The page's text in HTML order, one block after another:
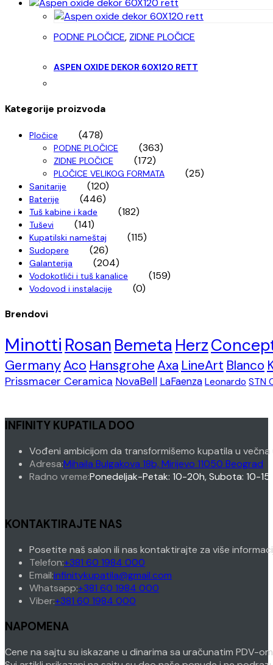
PODNE PLOČICE, ZIDNE PLOČICE
ASPEN OXIDE DEKOR 60X120 RETT
Kategorije proizvoda
Pločice (478)
PODNE PLOČICE (363)
ZIDNE PLOČICE (172)
PLOČICE VELIKOG FORMATA (25)
Sanitarije (120)
Baterije (446)
Tuš kabine i kade (182)
Tuševi (141)
Kupatilski nameštaj (115)
Sudopere (26)
Galanterija (204)
Vodokotlići i tuš kanalice (159)
Vodovod i instalacije (0)
Brendovi
Minotti Rosan Bemeta Herz
GermanyAco HansgroheAxa LineArt Blanco
Prissmacer Ceramica NovaBell LaFaenza Leonardo STN
INFINITY KUPATILA DOO
Vođeni ambicijom da transformišemo kupatila u večna
Adresa:Mihaila Bulgakova 18b, Mirijevo 11050 Beograd
Radno vreme:Ponedeljak-Petak: 10-20h, Subota: 10-
KONTAKTIRAJTE NAS
Posetite naš salon ili nas kontaktirajte za više
Telefon:+381 60 1984 000
in
your
Email:infinitykupatila@gmail.com
Whatsapp:+381 60 1984 000
Viber:+381 60 1984 000
NAPOMENA
Cene na sajtu su iskazane u dinarima sa uračunatim PDV-